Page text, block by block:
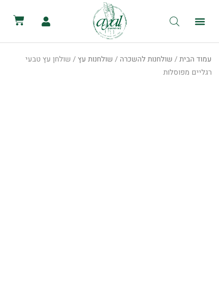
עמוד הבית/ שולחנות להשכרה / שולחנות עץ/ שולחן עץ טבעי
רגליים מפוסלות